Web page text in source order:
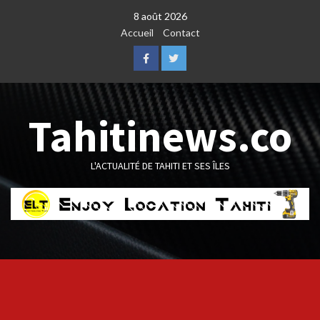
8 août 2026
Accueil
Contact
FacebookTwitter
Tahitinews.co
L'ACTUALITÉ DE TAHITI ET SES ÎLES